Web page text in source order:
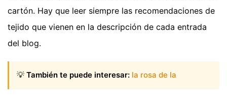
cartón. Hay que leer siempre las recomendaciones de
tejido que vienen en la descripción de cada entrada
del blog.
💡 También te puede interesar: la rosa de la